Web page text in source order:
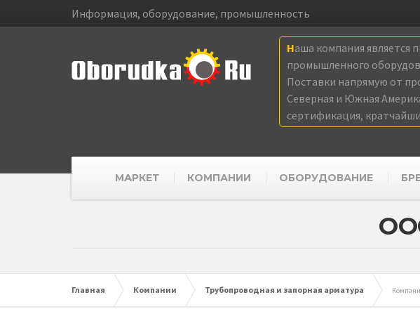
Информация, оборудование, промышленность
Наша компания
промышленного
Поставки напрямую от
Северная и Южная
сертификация,
МАРКЕТ КОМПАНИИ ОБОРУДОВАНИЕ
Главная Компании Трубопроводная и запорная арматура